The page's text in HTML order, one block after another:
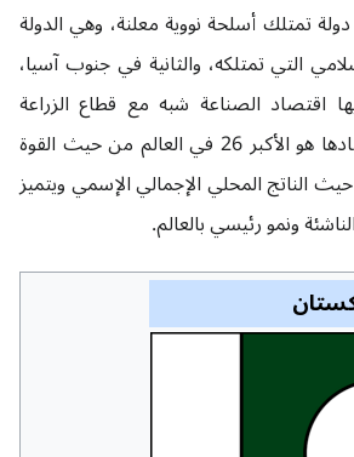
تمتلك أسلحة نووية معلنة، وهي الدولة
التي تمتلكه، والثانية في جنوب آسيا،
اقتصاد الصناعة شبه مع قطاع الزراعة
المتكاملة جيداً، واقتصادها هو الأكبر 26 في العالم من حيث القوة
أكبر من حيث الناتج المحلي الإجمالي الإسمي ويتميز
ونمو رئيسي بالعالم.